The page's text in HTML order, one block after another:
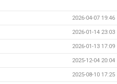
2026-04-07 19:46
2026-01-14 23:03
2026-01-13 17:09
2025-12-04 20:04
2025-08-10 17:25